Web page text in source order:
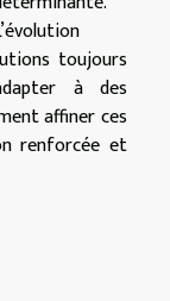
toujours
à des
affiner ces
renforcée et